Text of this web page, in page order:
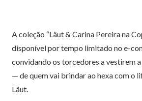
A coleção “Läut & Carina Pereira na
disponível por tempo limitado no e-
convidando os torcedores a vestirem
— de quem vai brindar ao hexa com o
Läut.